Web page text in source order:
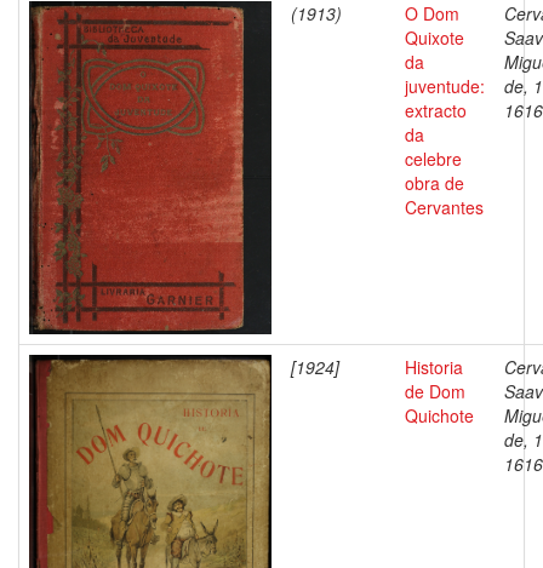
(1913)
O Dom
Quixote
da
juventude:
extracto
da
celebre
obra de
Cervantes
de,
1616
[1924]
Historia
de Dom
Quichote
de,
1616